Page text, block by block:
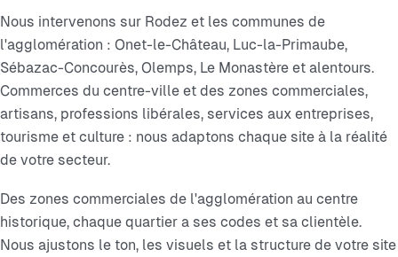
Nous intervenons sur Rodez et les communes de
l'agglomération : Onet-le-Château, Luc-la-Primaube,
Sébazac-Concourès, Olemps, Le Monastère et alentours.
Commerces du centre-ville et des zones commerciales,
artisans, professions libérales, services aux entreprises,
tourisme et culture : nous adaptons chaque site à la réalité
de votre secteur.
Des zones commerciales de l'agglomération au centre
historique, chaque quartier a ses codes et sa clientèle.
Nous ajustons le ton, les visuels et la structure de votre site